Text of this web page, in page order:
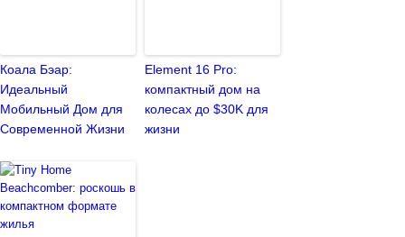
Коала Бэар:
Идеальный
Мобильный Дом для
Современной Жизни
Element 16 Pro:
компактный дом на
колесах до $30K для
жизни